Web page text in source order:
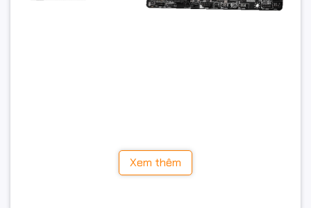
thống làm việc ổn định lâu dài.
Xem thêm